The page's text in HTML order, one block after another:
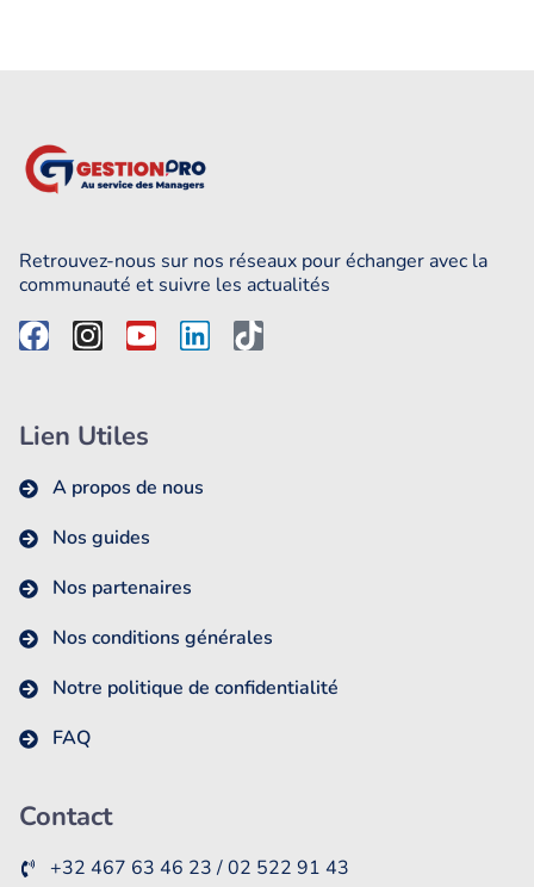
Retrouvez-nous sur nos réseaux pour échanger avec la
communauté et suivre les actualités
Lien Utiles
A propos de nous
Nos guides
Nos partenaires
Nos conditions générales
Notre politique de confidentialité
FAQ
Contact
+32 467 63 46 23 / 02 522 91 43